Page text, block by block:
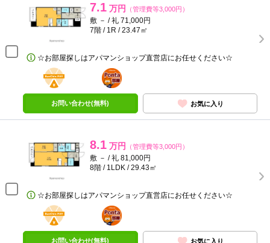
7.1 万円 （管理費等3,000円）
敷 － / 礼 71,000円
7階 / 1R / 23.47㎡
☆お部屋探しはアパマンショップ直営店にお任せください☆
BunChinPAY
ポンタ
部屋
お問い合わせ(無料) お気に入り
8.1 万円 （管理費等3,000円）
敷 － / 礼 81,000円
8階 / 1LDK / 29.43㎡
☆お部屋探しはアパマンショップ直営店にお任せください☆
BunChinPAY
ポンタ
部屋
お問い合わせ(無料) お気に入り